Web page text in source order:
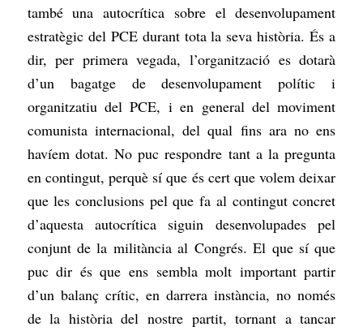
també una autocrítica sobre el desenvolupament
estratègic del PCE durant tota la seva història. És a
dir, per primera vegada, l’organització es dotarà
d’un bagatge de desenvolupament polític i
organitzatiu del PCE, i en general del moviment
comunista internacional, del qual fins ara no ens
havíem dotat. No puc respondre tant a la pregunta
en contingut, perquè sí que és cert que volem deixar
que les conclusions pel que fa al contingut concret
d’aquesta autocrítica siguin desenvolupades pel
conjunt de la militància al Congrés. El que sí que
puc dir és que ens sembla molt important partir
d’un balanç crític, en darrera instància, no només
de la història del nostre partit, tornant a tancar